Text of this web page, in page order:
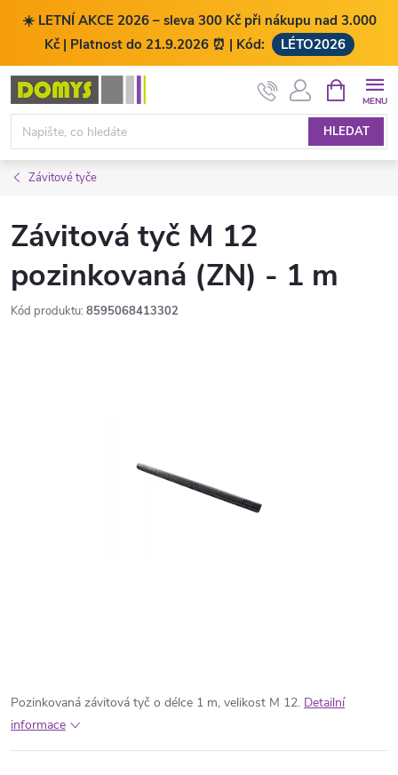
☀️ LETNÍ AKCE 2026 – sleva 300 Kč při nákupu nad 3.000
Kč | Platnost do 21.9.2026 ⏰ | Kód:
LÉTO2026
Přejít
obsah
HLEDAT
NÁKUPNÍ
KOŠÍK
Závitové tyče
Závitová tyč M 12
pozinkovaná (ZN) - 1 m
Kód produktu: 8595068413302
Pozinkovaná závitová tyč o délce 1 m, velikost M 12. Detailní
informace